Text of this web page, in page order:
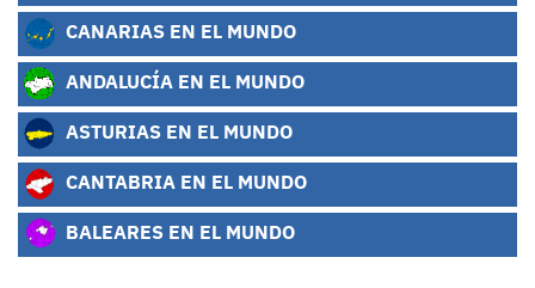
CANARIAS EN EL MUNDO
ANDALUCÍA EN EL MUNDO
ASTURIAS EN EL MUNDO
CANTABRIA EN EL MUNDO
BALEARES EN EL MUNDO